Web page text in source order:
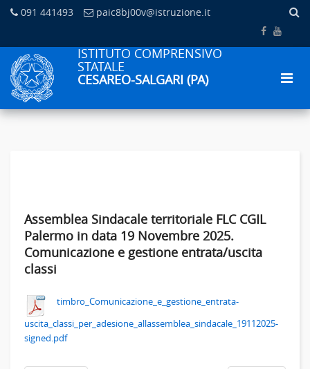
091 441493 paic8bj00v@istruzione.it
ISTITUTO COMPRENSIVO
STATALE
CESAREO-SALGARI (PA)
Assemblea Sindacale territoriale FLC CGIL
Palermo in data 19 Novembre 2025.
Comunicazione e gestione entrata/uscita
classi
timbro_Comunicazione_e_gestione_entrata-
uscita_classi_per_adesione_allassemblea_sindacale_19112025-
signed.pdf